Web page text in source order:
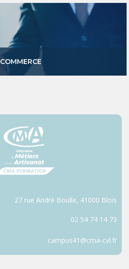
COMMERCE
27 rue André Boulle, 41000 Blois
02 54 74 14 73
campus41@cma-cvl.fr